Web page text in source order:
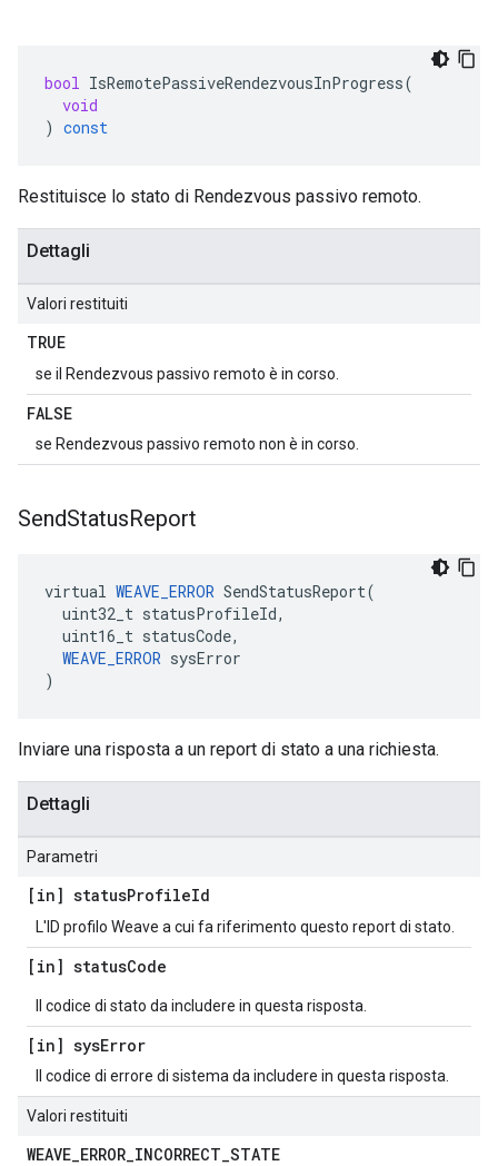
bool IsRemotePassiveRendezvousInProgress(
void
) const
Restituisce lo stato di Rendezvous passivo remoto.
Dettagli
Valori restituiti
TRUE
se il Rendezvous passivo remoto è in corso.
FALSE
se Rendezvous passivo remoto non è in corso.
SendStatusReport
virtual WEAVE_ERROR SendStatusReport(
  uint32_t statusProfileId,
  uint16_t statusCode,
WEAVE_ERROR sysError
)
Inviare una risposta a un report di stato a una richiesta.
Dettagli
Parametri
[in] statusProfileId
L'ID profilo Weave a cui fa riferimento questo report di stato.
[in] statusCode
Il codice di stato da includere in questa risposta.
[in] sysError
Il codice di errore di sistema da includere in questa risposta.
Valori restituiti
WEAVE_ERROR_INCORRECT_STATE